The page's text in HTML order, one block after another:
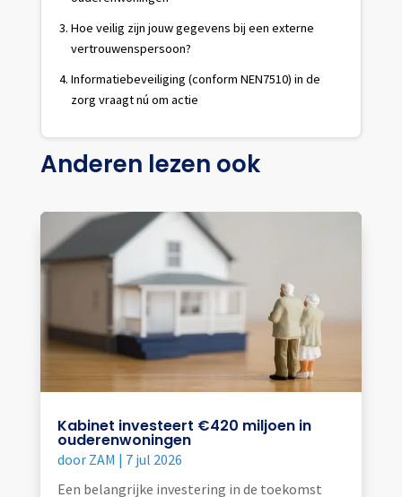
Hoe veilig zijn jouw gegevens bij een externe
vertrouwenspersoon?
Informatiebeveiliging (conform NEN7510) in de
zorg vraagt nú om actie
Anderen lezen ook
Kabinet investeert €420 miljoen in
ouderenwoningen
door ZAM | 7 jul 2026
Een belangrijke investering in de toekomst